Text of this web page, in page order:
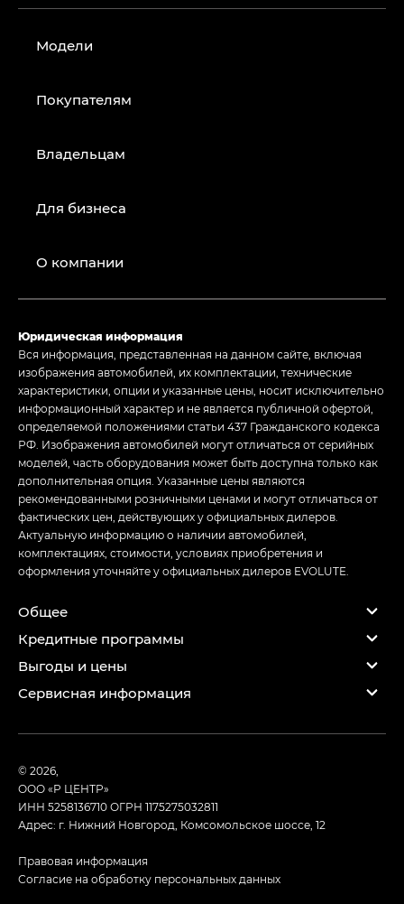
Модели
Покупателям
Владельцам
Для бизнеса
О компании
Юридическая информация
Вся информация, представленная на данном сайте, включая
изображения автомобилей, их комплектации, технические
характеристики, опции и указанные цены, носит исключительно
информационный характер и не является публичной офертой,
определяемой положениями статьи 437 Гражданского кодекса
РФ. Изображения автомобилей могут отличаться от серийных
моделей, часть оборудования может быть доступна только как
дополнительная опция. Указанные цены являются
рекомендованными розничными ценами и могут отличаться от
фактических цен, действующих у официальных дилеров.
Актуальную информацию о наличии автомобилей,
комплектациях, стоимости, условиях приобретения и
оформления уточняйте у официальных дилеров EVOLUTE.
Общее
Кредитные программы
Выгоды и цены
Сервисная информация
© 2026,
ООО «Р ЦЕНТР»
ИНН 5258136710ОГРН 1175275032811
Адрес: г. Нижний Новгород, Комсомольское шоссе, 12
Правовая информация
Согласие на обработку персональных данных